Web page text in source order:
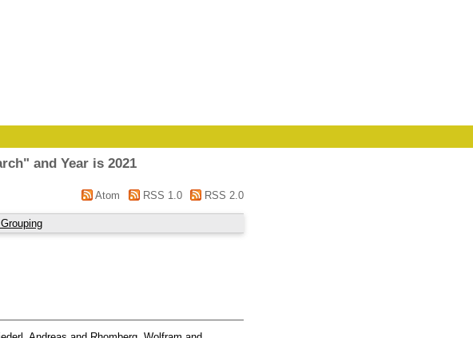
and Year is 2021
Atom RSS 1.0 RSS 2.0